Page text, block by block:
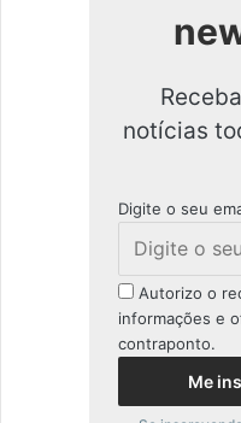
notícias
Digite o seu
Autorizo o
informações e
contraponto.